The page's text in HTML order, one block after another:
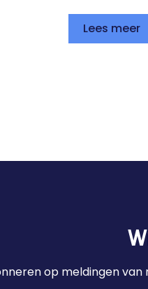
Lees meer
op meldingen